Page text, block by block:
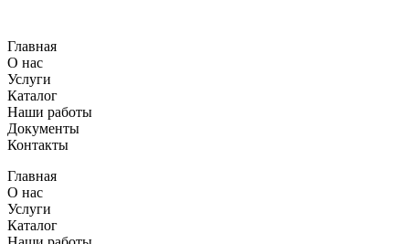
содержимому
Главная
О нас
Услуги
Каталог
Наши работы
Документы
Контакты
Главная
О нас
Услуги
Каталог